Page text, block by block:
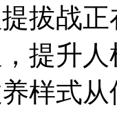
拔战
提升
样式